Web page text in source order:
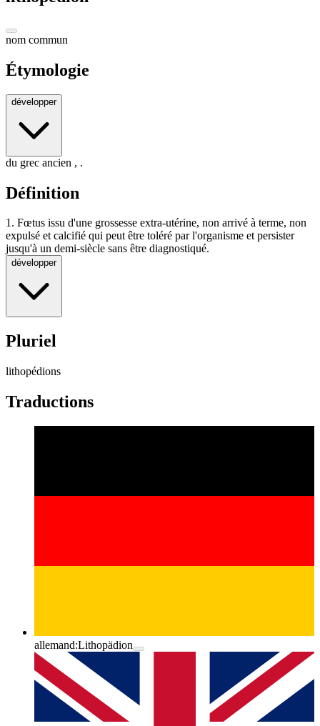
nom commun
Étymologie
développer
du grec ancien , .
Définition
1. Fœtus issu d'une grossesse extra-utérine, non arrivé à terme, non
expulsé et calcifié qui peut être toléré par l'organisme et persister
jusqu'à un demi-siècle sans être diagnostiqué.
développer
Pluriel
lithopédions
Traductions
allemand:Lithopädion